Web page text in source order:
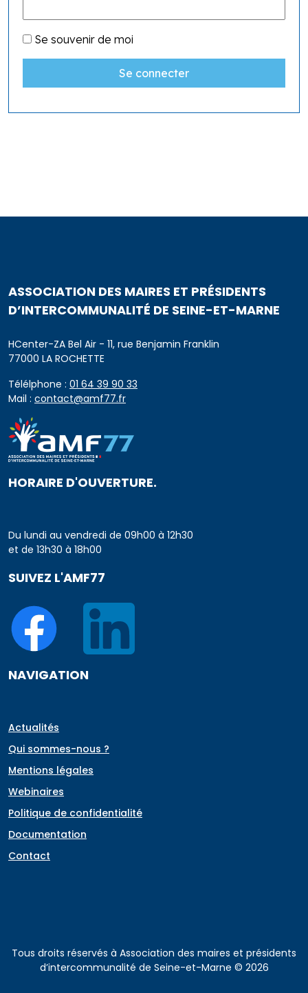
Se souvenir de moi
ASSOCIATION DES MAIRES ET PRÉSIDENTS
D’INTERCOMMUNALITÉ DE SEINE-ET-MARNE
HCenter-ZA Bel Air - 11, rue Benjamin Franklin
77000 LA ROCHETTE
Télélphone : 01 64 39 90 33
Mail : contact@amf77.fr
HORAIRE D'OUVERTURE.
Du lundi au vendredi de 09h00 à 12h30
et de 13h30 à 18h00
SUIVEZ L'AMF77
NAVIGATION
Actualités
Qui sommes-nous ?
Mentions légales
Webinaires
Politique de confidentialité
Documentation
Contact
Tous droits réservés à Association des maires et présidents
d’intercommunalité de Seine-et-Marne © 2026